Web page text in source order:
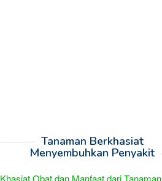
Tanaman Berkhasiat
Menyembuhkan Penyakit
Khasiat Obat dan Manfaat dari Tanaman